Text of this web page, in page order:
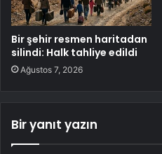
Bir şehir resmen haritadan
silindi: Halk tahliye edildi
Ağustos 7, 2026
Bir yanıt yazın